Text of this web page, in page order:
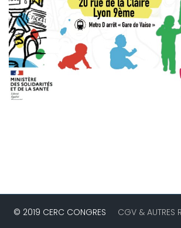
© 2019 CERC CONGRES CGV & AUTRES